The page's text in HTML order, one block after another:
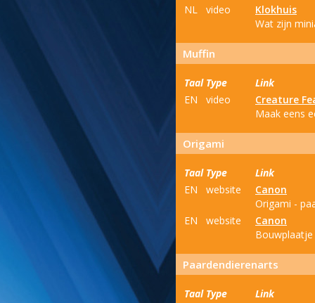
NL
video
Klokhuis
Wat zijn
Muffin
Taal Type
Link
EN
video
Creature
Maak eens
Origami
Taal Type
Link
EN
website
Canon
Origami -
EN
website
Canon
Bouwplaatje
Paardendierenarts
Taal Type Link